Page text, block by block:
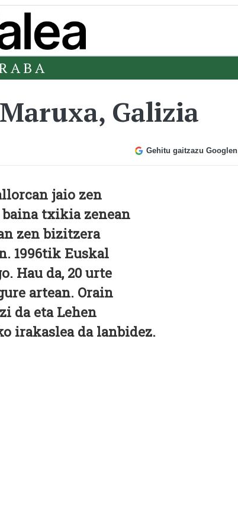
Galizia
Gehitu gaitzazu Googlen
jaio zen
baina txikia zenean
zen bizitzera
1996tik Euskal
Hau da, 20 urte
artean. Orain
da eta Lehen
irakaslea da lanbidez.